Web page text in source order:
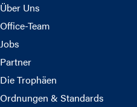
Über Uns
Office-Team
Jobs
Partner
Die Trophäen
Ordnungen & Standards